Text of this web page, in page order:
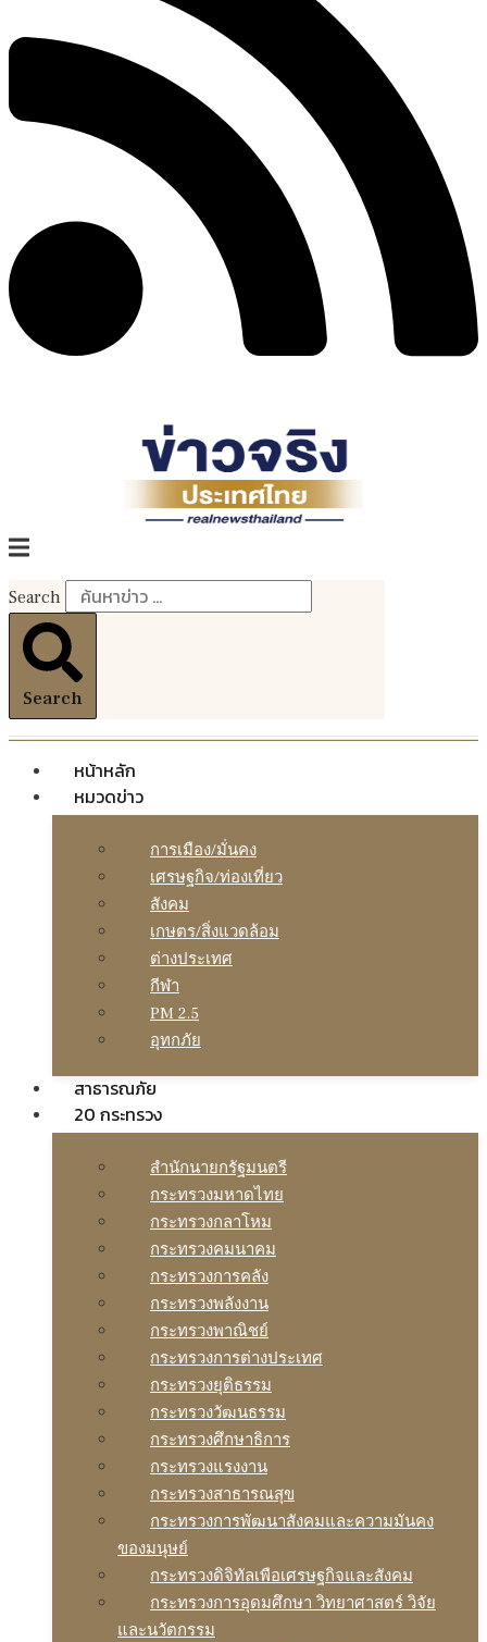
Search
Search
หน้าหลัก
หมวดข่าว
การเมือง/มั่นคง
เศรษฐกิจ/ท่องเที่ยว
สังคม
เกษตร/สิ่งแวดล้อม
ต่างประเทศ
กีฬา
PM 2.5
อุทกภัย
สาธารณภัย
20 กระทรวง
สํานักนายกรัฐมนตรี
กระทรวงมหาดไทย
กระทรวงกลาโหม
กระทรวงคมนาคม
กระทรวงการคลัง
กระทรวงพลังงาน
กระทรวงพาณิชย์
กระทรวงการต่างประเทศ
กระทรวงยุติธรรม
กระทรวงวัฒนธรรม
กระทรวงศึกษาธิการ
กระทรวงแรงงาน
กระทรวงสาธารณสุข
กระทรวงการพัฒนาสังคมและความมันคง
ของมนุษย์
กระทรวงดิจิทัลเพือเศรษฐกิจและสังคม
กระทรวงการอุดมศึกษา วิทยาศาสตร์ วิจัย
และนวัตกรรม